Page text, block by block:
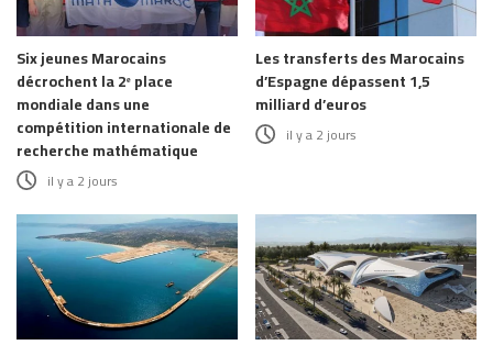
Six jeunes Marocains
décrochent la 2ᵉ place
mondiale dans une
compétition internationale de
recherche mathématique
il y a 2 jours
Les transferts des Marocains
d’Espagne dépassent 1,5
milliard d’euros
il y a 2 jours